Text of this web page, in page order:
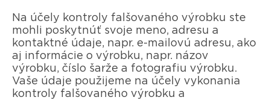
Na účely kontroly falšovaného výrobku ste
mohli poskytnúť svoje meno, adresu a
kontaktné údaje, napr. e-mailovú adresu, ako
aj informácie o výrobku, napr. názov
výrobku, číslo šarže a fotografiu výrobku.
Vaše údaje použijeme na účely vykonania
kontroly falšovaného výrobku a